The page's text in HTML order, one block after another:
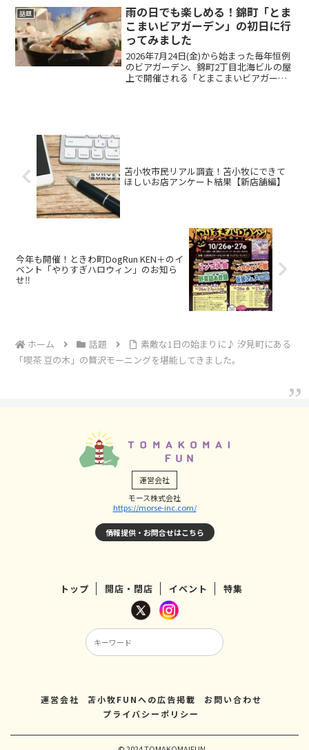
線沿いにある「できたて注文寿司 くりっ
ぱー...
話題
雨の日でも楽しめる！錦町「とま
こまいビアガーデン」の初日に行
ってみました
2026年7月24日(金)から始まった毎年恒例
のビアガーデン、錦町2丁目北海ビルの屋
上で開催される「とまこまいビアガーデ
苫小牧市民リアル調査！苫小牧にできて
ほしいお店アンケート結果【新店舗編】
今年も開催！ときわ町DogRun KEN＋のイ
ベント「やりすぎハロウィン」のお知ら
せ‼︎
ホーム 話題
素敵な1日の始まりに♪ 汐見町にある
「喫茶 豆の木」の贅沢モーニングを堪能してきました。
運営会社
モース株式会社
https://morse-inc.com/
情報提供・お問合せはこちら
トップ 開店・閉店 イベント 特集
運営会社 苫小牧FUNへの広告掲載
お問い合わせ
プライバシーポリシー